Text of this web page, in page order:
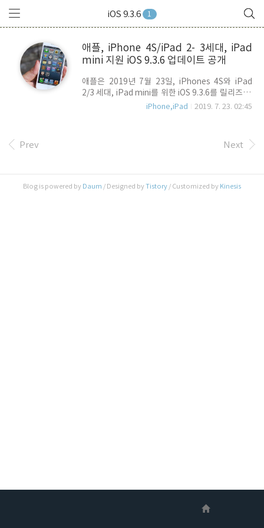
iOS 9.3.6 1
애플, iPhone 4S/iPad 2- 3세대, iPad
mini 지원 iOS 9.3.6 업데이트 공개
애플은 2019년 7월 23일, iPhones 4S와 iPad
2/3 세대, iPad mini를 위한 iOS 9.3.6를 릴리즈 했
습니다. iPad 및 iPad mini는 셀룰러 전용 모델로
설정>일반>소프트웨어 업데이트에서 확인 후 업데
iPhone,iPad 2019. 7. 23. 02:45
Prev Next
Blog is powered by Daum / Designed byTistory / Customized by Kinesis